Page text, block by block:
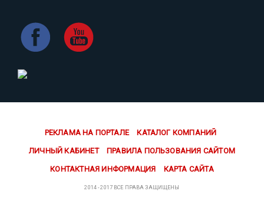
РЕКЛАМА НА ПОРТАЛЕ КАТАЛОГ КОМПАНИЙ
ЛИЧНЫЙ КАБИНЕТ ПРАВИЛА ПОЛЬЗОВАНИЯ САЙТОМ
КОНТАКТНАЯ ИНФОРМАЦИЯ КАРТА САЙТА
2014 - 2017 ВСЕ ПРАВА ЗАЩИЩЕНЫ